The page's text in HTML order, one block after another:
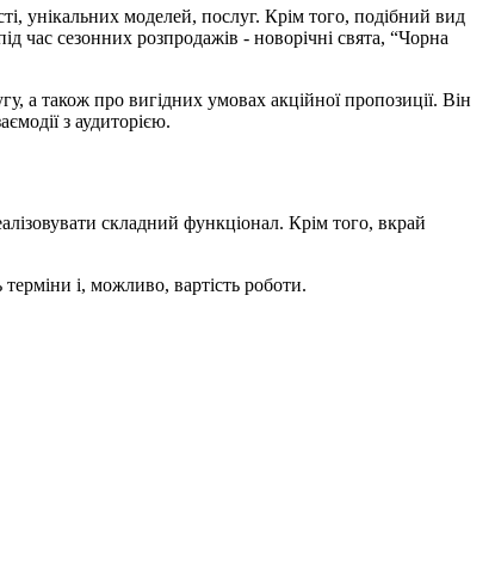
унікальних моделей, послуг. Крім того, подібний вид
час сезонних розпродажів - новорічні свята, “Чорна
а також про вигідних умовах акційної пропозиції. Він
з аудиторією.
складний функціонал. Крім того, вкрай
і, можливо, вартість роботи.